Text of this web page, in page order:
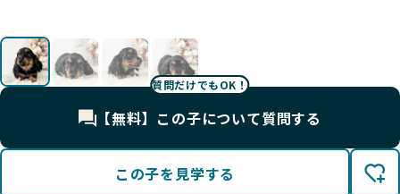
質問だけでもOK！
【無料】この子について質問する
この子を見学する